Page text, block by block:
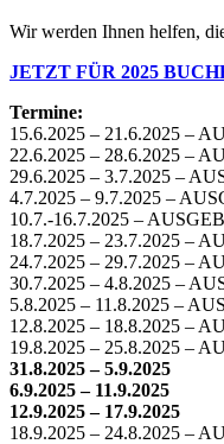
Wir werden Ihnen helfen,
JETZT FÜR 2025
Termine:
15.6.2025 – 21.6.2025 –
22.6.2025 – 28.6.2025 –
29.6.2025 – 3.7.2025 –
4.7.2025 – 9.7.2025 –
10.7.-16.7.2025 –
18.7.2025 – 23.7.2025 –
24.7.2025 – 29.7.2025 –
30.7.2025 – 4.8.2025 –
5.8.2025 – 11.8.2025 –
12.8.2025 – 18.8.2025 –
19.8.2025 – 25.8.2025 –
31.8.2025 – 5.9.2025
6.9.2025 – 11.9.2025
12.9.2025 – 17.9.2025
18.9.2025 – 24.8.2025 –